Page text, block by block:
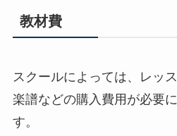
教材費
スクールによっては、レッ
楽譜などの購入費用が必要
す。